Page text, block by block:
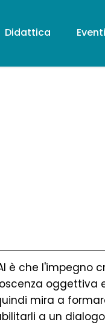
Didattica Eventi
è che
oggettiva
mira a
a un